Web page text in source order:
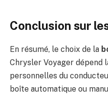
Conclusion sur
En résumé, le choix de la
Chrysler Voyager dépend
personnelles du
boîte automatique ou